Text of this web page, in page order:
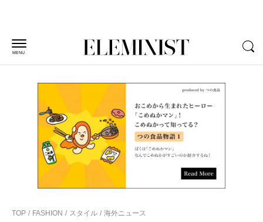
MENU
TOP FASHION スタイル 海外ニュース